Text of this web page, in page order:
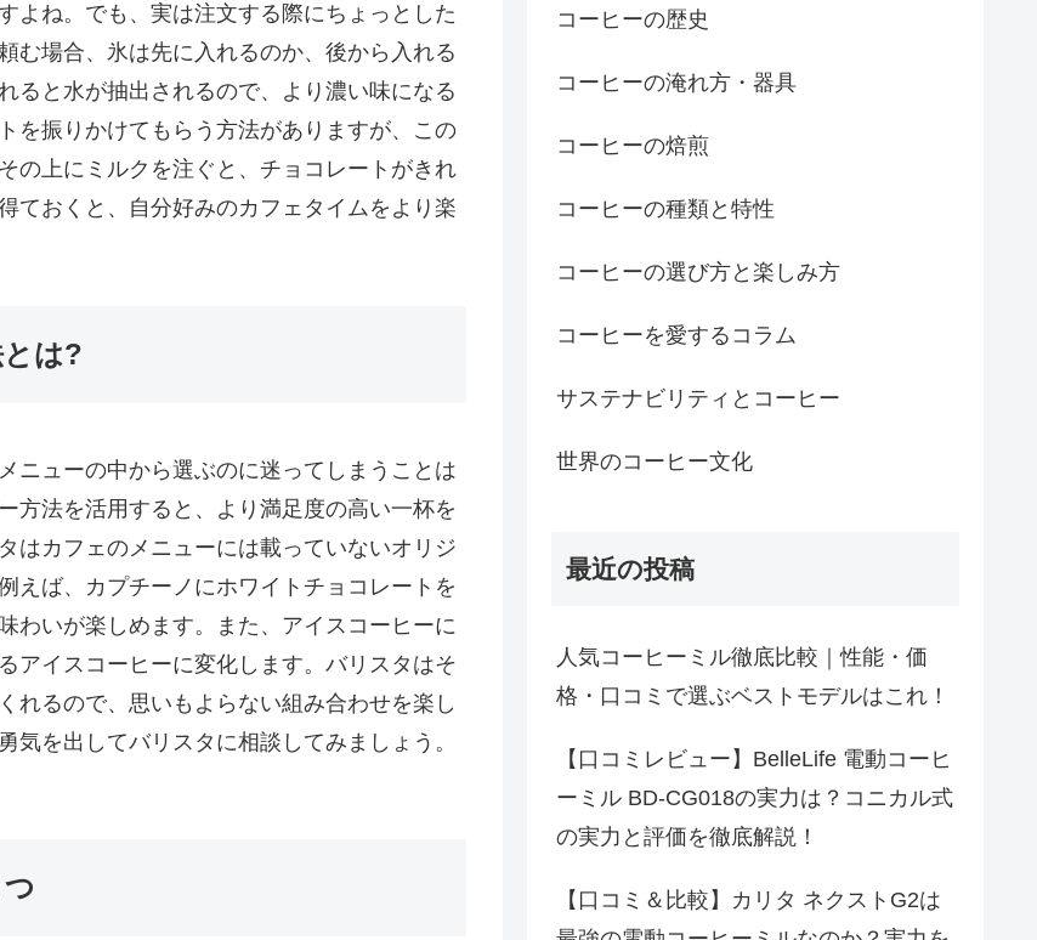
よね。でも、実は注文する際にちょっとした
む場合、氷は先に入れるのか、後から入れる
ると水が抽出されるので、より濃い味になる
を振りかけてもらう方法がありますが、この
の上にミルクを注ぐと、チョコレートがきれ
ておくと、自分好みのカフェタイムをより楽
は?
ニューの中から選ぶのに迷ってしまうことは
方法を活用すると、より満足度の高い一杯を
はカフェのメニューには載っていないオリジ
えば、カプチーノにホワイトチョコレートを
わいが楽しめます。また、アイスコーヒーに
アイスコーヒーに変化します。バリスタはそ
れるので、思いもよらない組み合わせを楽し
を出してバリスタに相談してみましょう。
コーヒーの歴史
コーヒーの淹れ方・器具
コーヒーの焙煎
コーヒーの種類と特性
コーヒーの選び方と楽しみ方
コーヒーを愛するコラム
サステナビリティとコーヒー
世界のコーヒー文化
最近の投稿
人気コーヒーミル徹底比較｜性能・価
格・口コミで選ぶベストモデルはこれ！
【口コミレビュー】BelleLife 電動コーヒ
ーミル BD-CG018の実力は？コニカル式
の実力と評価を徹底解説！
【口コミ＆比較】カリタ ネクストG2は